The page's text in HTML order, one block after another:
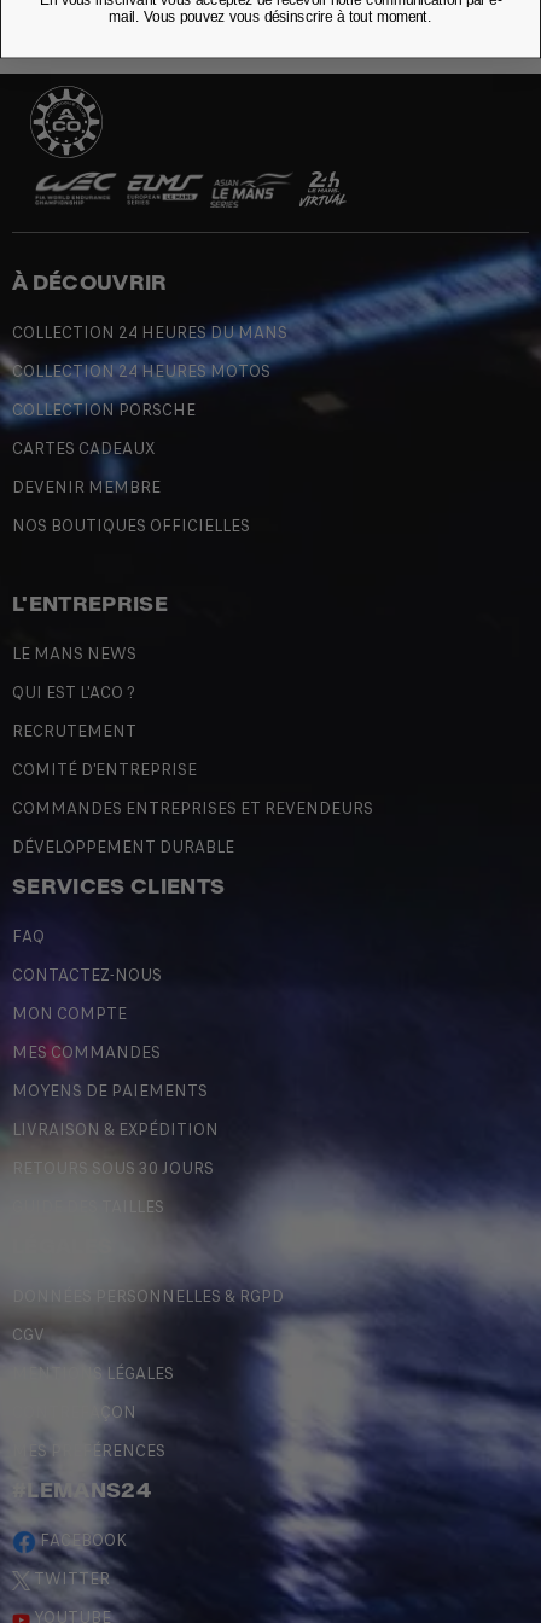
À DÉCOUVRIR
COLLECTION 24 HEURES DU MANS
COLLECTION 24 HEURES MOTOS
COLLECTION PORSCHE
CARTES CADEAUX
DEVENIR MEMBRE
NOS BOUTIQUES OFFICIELLES
L'ENTREPRISE
LE MANS NEWS
QUI EST L'ACO ?
RECRUTEMENT
COMITÉ D'ENTREPRISE
COMMANDES ENTREPRISES ET REVENDEURS
DÉVELOPPEMENT DURABLE
SERVICES CLIENTS
FAQ
CONTACTEZ-NOUS
MON COMPTE
MES COMMANDES
MOYENS DE PAIEMENTS
LIVRAISON & EXPÉDITION
RETOURS SOUS 30 JOURS
GUIDE DES TAILLES
DONNÉES PERSONNELLES & RGPD
CGV
MENTIONS LÉGALES
CONTREFAÇON
MES PRÉFÉRENCES
#LEMANS24
FACEBOOK
TWITTER
YOUTUBE
mail. Vous pouvez vous désinscrire à tout moment.